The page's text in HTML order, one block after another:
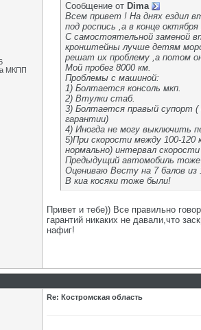
МКПП
Сообщение от Dima
Всем привет ! На днях ездил
под роспись ,а в конце
С самостоятельной заменой
кронштейны лучше детям
решат их проблему ,а потом
Мой пробег 8000 км.
Проблемы с машиной:
1) Болтается консоль мкп.
2) Втулки стаб.
3) Болтается правый супорт (
гарантии)
4) Иногда не могу выключить
5)При скорости между 100-120
нормально) интервал
Предыдущий автомобиль
Оцениваю Весту на 7 балов из
В киа косяки тоже были!
Привет и тебе)) Все правильно
гарантий никаких не давали,что
нафиг!
Re: Костромская область